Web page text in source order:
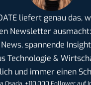
liefert genau das,
Newsletter
spannende
Technologie &
und immer einen